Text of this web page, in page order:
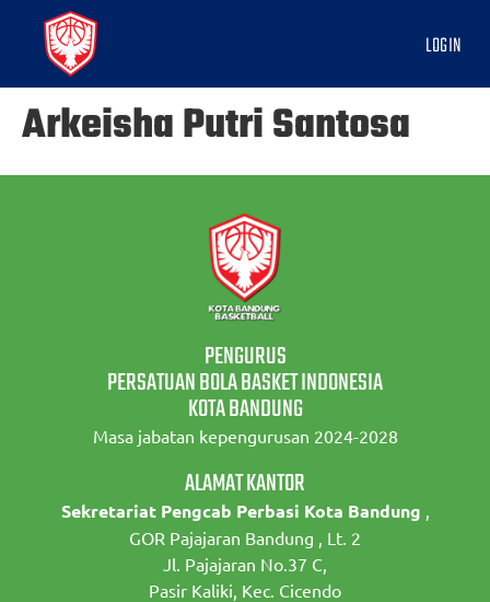
LOGIN
Arkeisha Putri Santosa
PENGURUS
PERSATUAN BOLA BASKET INDONESIA
KOTA BANDUNG
Masa jabatan kepengurusan 2024-2028
ALAMAT KANTOR
Sekretariat Pengcab Perbasi Kota Bandung ,
GOR Pajajaran Bandung , Lt. 2
Jl. Pajajaran No.37 C,
Pasir Kaliki, Kec. Cicendo